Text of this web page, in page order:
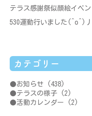
テラス感謝祭似顔絵イベン
530運動行いました(^o^)丿
カテゴリー
お知らせ (438)
テラスの様子 (2)
活動カレンダー (2)